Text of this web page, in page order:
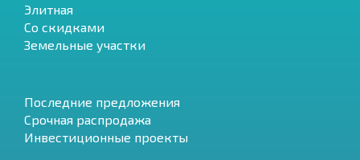
Элитная
Со скидками
Земельные участки
Последние предложения
Срочная распродажа
Инвестиционные проекты